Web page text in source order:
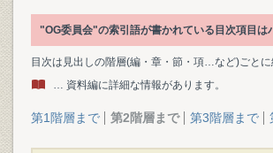
"OG委員会"の索引語が書かれている目次項目は
目次は見出しの階層(編・章・節・項…など)ごと
… 資料編に詳細な情報があります。
第1階層まで 第2階層まで 第3階層まで